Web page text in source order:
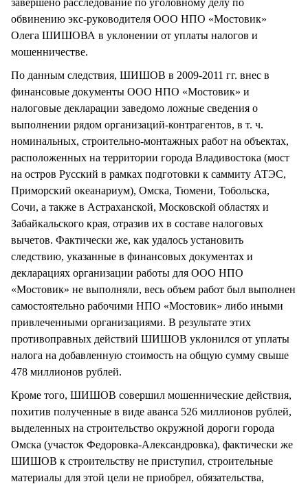
обвинению экс-руководителя ООО НПО «Мостовик»
Олега ШИШОВА в уклонении от уплаты налогов и
мошенничестве.
По данным следствия, ШИШОВ в 2009-2011 гг. внес в
финансовые документы ООО НПО «Мостовик» и
налоговые декларации заведомо ложные сведения о
выполнении рядом организаций-контрагентов, в т. ч.
номинальных, строительно-монтажных работ на объектах,
расположенных на территории города Владивостока (мост
на остров Русский в рамках подготовки к саммиту АТЭС,
Приморский океанариум), Омска, Тюмени, Тобольска,
Сочи, а также в Астраханской, Московской областях и
Забайкальского края, отразив их в составе налоговых
вычетов. Фактически же, как удалось установить
следствию, указанные в финансовых документах и
декларациях организации работы для ООО НПО
«Мостовик» не выполняли, весь объем работ был выполнен
самостоятельно рабочими НПО «Мостовик» либо иными
привлеченными организациями. В результате этих
противоправных действий ШИШОВ уклонился от уплаты
налога на добавленную стоимость на общую сумму свыше
478 миллионов рублей.
Кроме того, ШИШОВ совершил мошеннические действия,
похитив полученные в виде аванса 526 миллионов рублей,
выделенных на строительство окружной дороги города
Омска (участок Федоровка-Александровка), фактически же
ШИШОВ к строительству не приступил, строительные
материалы для этой цели не приобрел, обязательства,